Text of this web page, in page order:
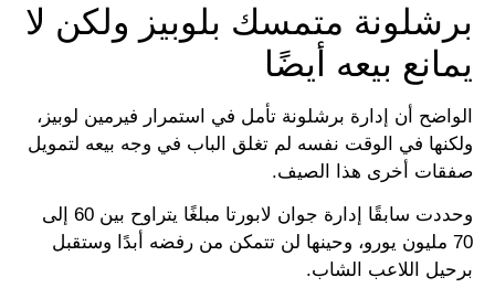
برشلونة متمسك بلوبيز ولكن لا
يمانع بيعه أيضًا
الواضح أن إدارة برشلونة تأمل في استمرار فيرمين لوبيز،
ولكنها في الوقت نفسه لم تغلق الباب في وجه بيعه لتمويل
صفقات أخرى هذا الصيف.
وحددت سابقًا إدارة جوان لابورتا مبلغًا يتراوح بين 60 إلى
70 مليون يورو، وحينها لن تتمكن من رفضه أبدًا وستقبل
برحيل اللاعب الشاب.